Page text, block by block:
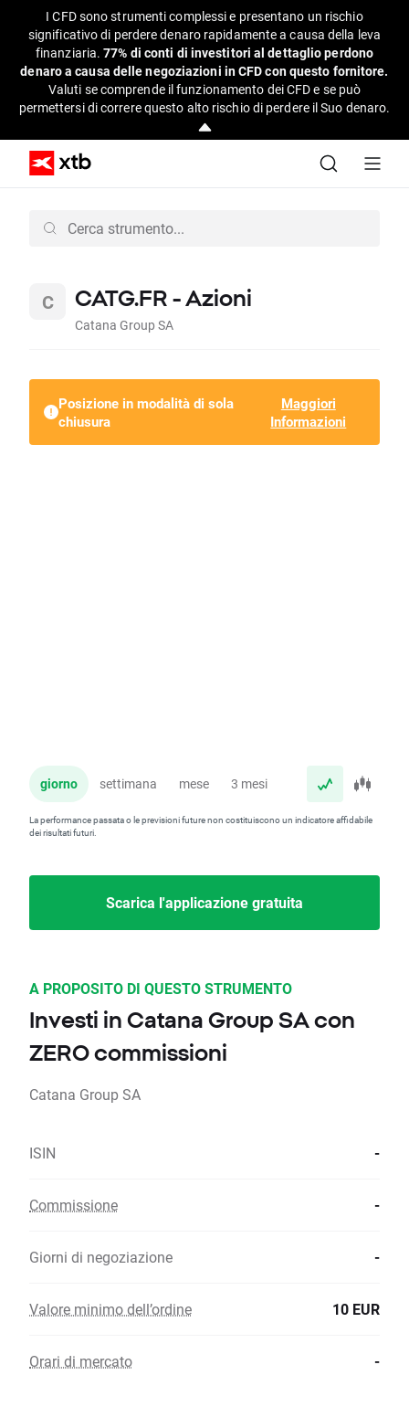
I CFD sono strumenti complessi e presentano un rischio
significativo di perdere denaro rapidamente a causa della leva
finanziaria.77% di conti di investitori al dettaglio perdono
denaro a causa delle negoziazioni in CFD con questo fornitore.
Valuti se comprende il funzionamento dei CFD e se può
permettersi di correre questo alto rischio di perdere il Suo denaro.
CATG.FR - Azioni
Catana Group SA
Posizione in modalità di sola
chiusura
Maggiori
Informazioni
giorno settimana mese 3 mesi anno
La performance passata o le previsioni future non costituiscono un indicatore affidabile
dei risultati futuri.
Scarica l'applicazione gratuita
A PROPOSITO DI QUESTO STRUMENTO
Investi in Catana Group SA con
ZERO commissioni
Catana Group SA
ISIN -
Commissione -
Giorni di negoziazione -
Valore minimo dell’ordine 10 EUR
Orari di mercato -